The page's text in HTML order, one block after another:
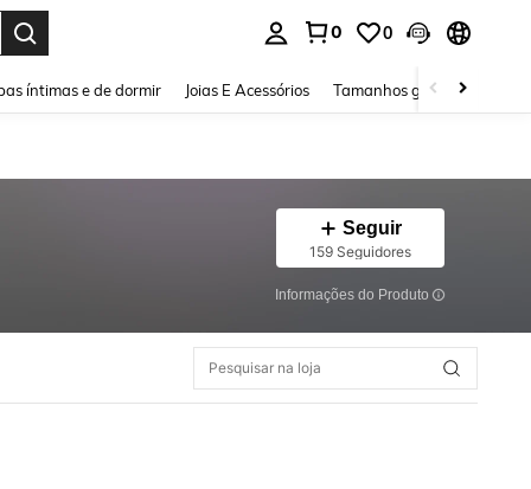
0 0
íntimas e de dormir Joias E Acessórios Tamanhos grandes
Seguir
159 Seguidores
Informações do Produto